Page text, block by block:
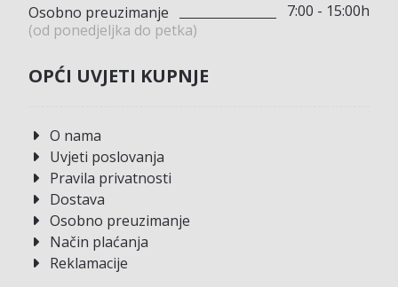
Osobno preuzimanje
(od ponedjeljka do petka)
7:00 - 15:00h
OPĆI UVJETI KUPNJE
O nama
Uvjeti poslovanja
Pravila privatnosti
Dostava
Osobno preuzimanje
Način plaćanja
Reklamacije